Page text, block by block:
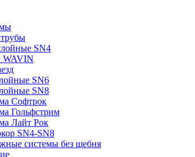
SN4
WAVIN
SN6
SN8
Софтрок
Гольфстрим
Лайт Рок
SN4-SN8
системы без щебня